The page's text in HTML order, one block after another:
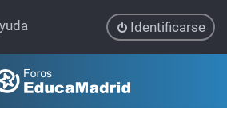
Identificarse